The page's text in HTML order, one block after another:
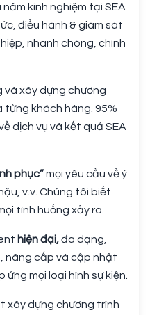
năm kinh nghiệm tại SEA
điều hành & giám sát
nhanh chóng, chính
và xây dựng chương
từng khách hàng. 95%
dịch vụ và kết quả SEA
phục”mọi yêu cầu về ý
v.v. Chúng tôi biết
tình huống xảy ra.​
hiện đại,đa dạng,
nâng cấp và cập nhật
mọi loại hình sự kiện.
xây dựng chương trình